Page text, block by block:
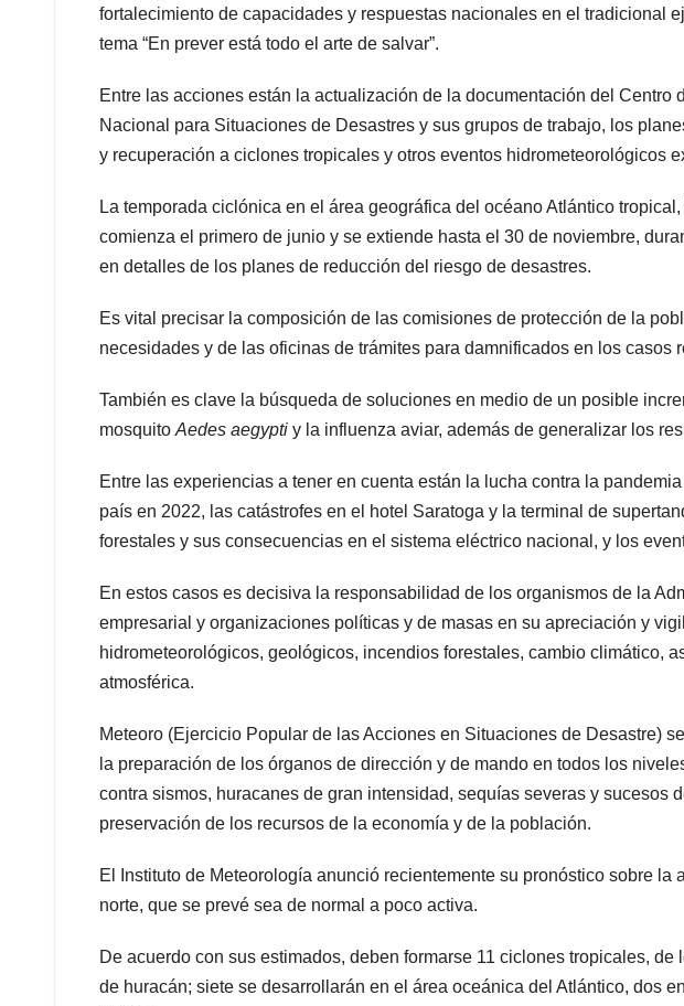
fortalecimiento de capacidades y respuestas nacionales en el tradicional
tema “En prever está todo el arte de salvar”.
Entre las acciones están la actualización de la documentación del Centro
Nacional para Situaciones de Desastres y sus grupos de trabajo, los
y recuperación a ciclones tropicales y otros eventos hidrometeorológicos
La temporada ciclónica en el área geográfica del océano Atlántico
comienza el primero de junio y se extiende hasta el 30 de noviembre,
en detalles de los planes de reducción del riesgo de desastres.
Es vital precisar la composición de las comisiones de protección de la
necesidades y de las oficinas de trámites para damnificados en los casos
También es clave la búsqueda de soluciones en medio de un posible
mosquito Aedes aegypti y la influenza aviar, además de generalizar los
Entre las experiencias a tener en cuenta están la lucha contra la
país en 2022, las catástrofes en el hotel Saratoga y la terminal de
forestales y sus consecuencias en el sistema eléctrico nacional, y los
En estos casos es decisiva la responsabilidad de los organismos de la
empresarial y organizaciones políticas y de masas en su apreciación y
hidrometeorológicos, geológicos, incendios forestales, cambio climático,
atmosférica.
Meteoro (Ejercicio Popular de las Acciones en Situaciones de Desastre)
la preparación de los órganos de dirección y de mando en todos los
contra sismos, huracanes de gran intensidad, sequías severas y sucesos
preservación de los recursos de la economía y de la población.
El Instituto de Meteorología anunció recientemente su pronóstico sobre
norte, que se prevé sea de normal a poco activa.
De acuerdo con sus estimados, deben formarse 11 ciclones tropicales,
de huracán; siete se desarrollarán en el área oceánica del Atlántico, dos